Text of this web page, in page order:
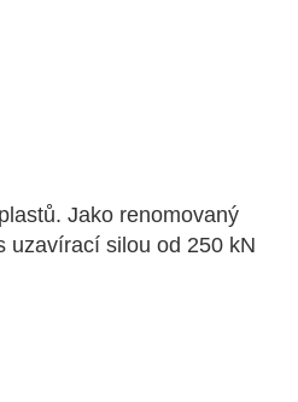
Jako renomovaný
uzavírací silou od 250 kN